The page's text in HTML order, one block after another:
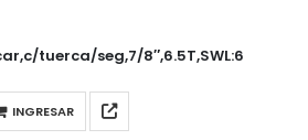
tuerca/seg,7/8″,6.5T,SWL:6
INGRESAR